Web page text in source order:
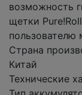
возможность
щетки
Страна
Китай
Технические